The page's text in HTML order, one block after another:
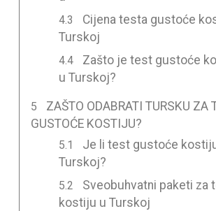
Cijena testa gustoće
Turskoj
Zašto je test gustoće
u Turskoj?
ZAŠTO ODABRATI TURSKU ZA
GUSTOĆE KOSTIJU?
Je li test gustoće
Turskoj?
Sveobuhvatni paketi za
kostiju u Turskoj